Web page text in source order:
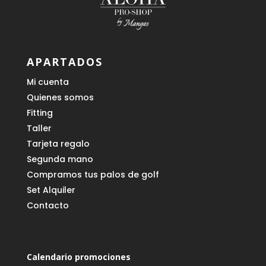
APARTADOS
Mi cuenta
Quienes somos
Fitting
Taller
Tarjeta regalo
Segunda mano
Compramos tus palos de golf
Set Alquiler
Contacto
Calendario promociones